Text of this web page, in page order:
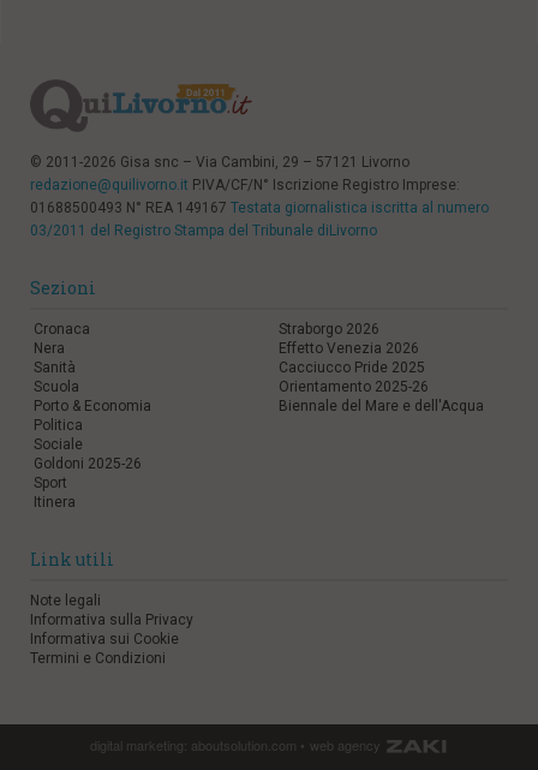
© 2011-2026 Gisa snc – Via Cambini, 29 – 57121 Livorno
redazione@quilivorno.it P.IVA/CF/N° Iscrizione Registro Imprese:
01688500493 N° REA 149167 Testata giornalistica iscritta al numero
03/2011 del Registro Stampa del Tribunale diLivorno
Sezioni
Cronaca
Nera
Sanità
Scuola
Porto & Economia
Politica
Sociale
Goldoni 2025-26
Sport
Itinera
Straborgo 2026
Effetto Venezia 2026
Cacciucco Pride 2025
Orientamento 2025-26
Biennale del Mare e dell'Acqua
Link utili
Note legali
Informativa sulla Privacy
Informativa sui Cookie
Termini e Condizioni
digital marketing: aboutsolution.com •web agency